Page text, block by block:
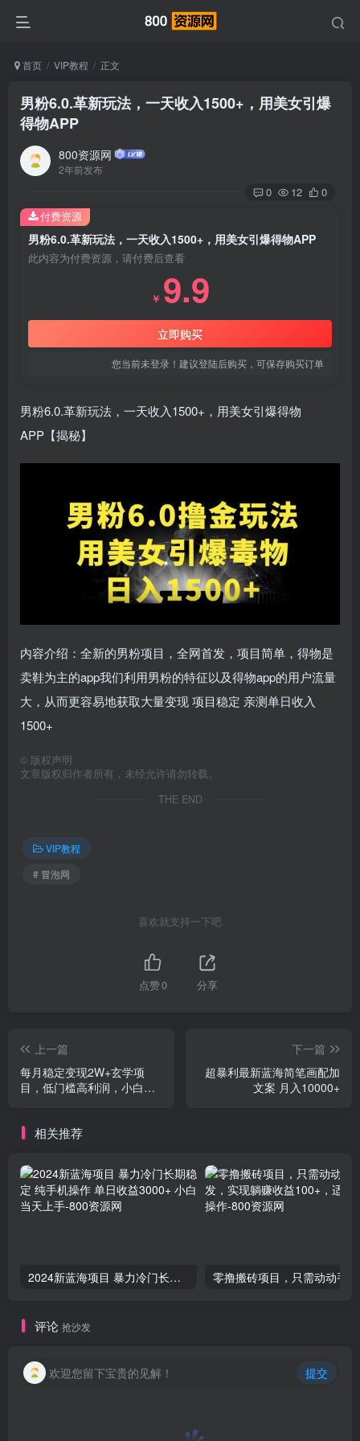
首页 VIP教程 正文
男粉6.0.革新玩法，一天收入1500+，用美女引爆
得物APP
800资源网
2年前发布
0 12 0
男粉6.0.革新玩法，一天收入1500+，用美女引爆得物APP
此内容为付费资源，请付费后查看
￥ 9.9
立即购买
您当前未登录！建议登陆后购买，可保存购买订单
付费资源
男粉6.0.革新玩法，一天收入1500+，用美女引爆得物
APP【揭秘】
内容介绍：全新的男粉项目，全网首发，项目简单，得物是
卖鞋为主的app我们利用男粉的特征以及得物app的用户流量
大，从而更容易地获取大量变现 项目稳定 亲测单日收入
1500+
© 版权声明
文章版权归作者所有，未经允许请勿转载。
THE END
VIP教程
# 冒泡网
喜欢就支持一下吧
点赞0 分享
上一篇
每月稳定变现2W+玄学项
目，低门槛高利润，小白也
下一篇
超暴利最新蓝海简笔画配加
文案 月入10000+
相关推荐
2024新蓝海项目 暴力冷门长期稳定 纯手机操作 单日收益3000+ 小白当天上手
评论 抢沙发
欢迎您留下宝贵的见解！ 提交